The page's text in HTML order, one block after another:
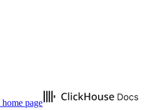
home page